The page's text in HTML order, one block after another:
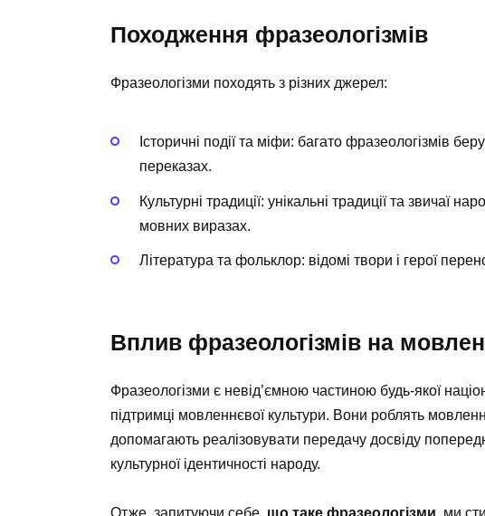
Походження фразеологізмів
Фразеологізми походять з різних джерел:
Історичні події та міфи: багато фразеологізмів
переказах.
Культурні традиції: унікальні традиції та звичаї
мовних виразах.
Література та фольклор: відомі твори і герої
Вплив фразеологізмів на
Фразеологізми є невід’ємною частиною будь-якої
підтримці мовленнєвої культури. Вони роблять
допомагають реалізовувати передачу досвіду
культурної ідентичності народу.